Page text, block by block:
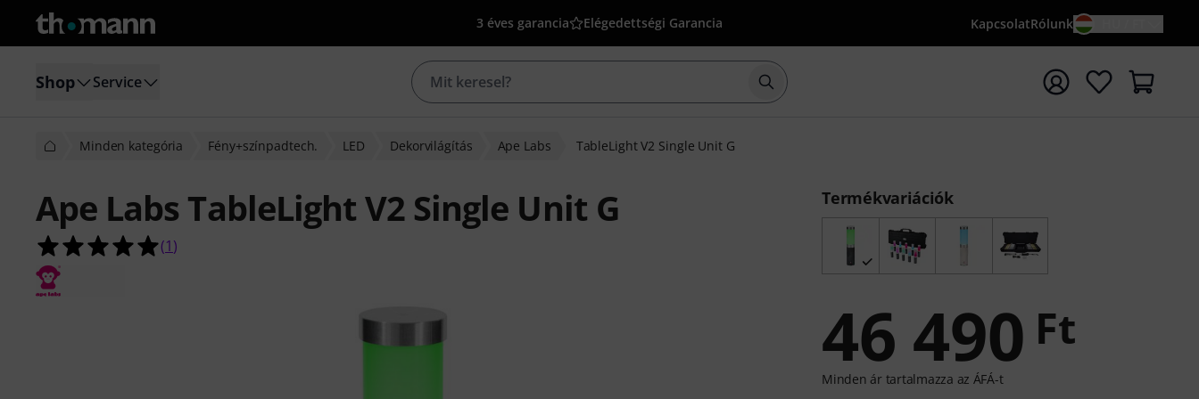
3 éves garancia Elégedettségi Garancia KapcsolatRólunk
Shop Service Keresés indítása {searchTerm} keresőszóval
Minden kategória Fény+színpadtech. LED Dekorvilágítás Ape Labs TableLight V2 Single Unit G
Ape Labs TableLight V2 Single Unit G
5.0/5 csillag, összesen 1 értékelés alapján
(1)
Termékvariációk
46 490 Ft
Minden ár tartalmazza az ÁFÁ-t